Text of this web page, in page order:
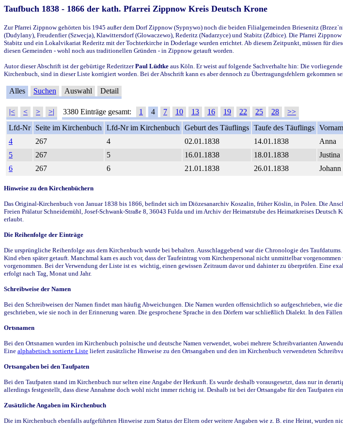
Taufbuch 1838 - 1866 der kath. Pfarrei Zippnow Kreis Deutsch Krone
Zur Pfarrei Zippnow gehörten bis 1945 außer dem Dorf Zippnow (Sypnywo) noch die beiden Filialgemeinden Briesenitz
(Dudylany), Freudenfier (Szwecja), Klawittersdorf (Glowaczewo), Rederitz (Nadarzyce) und Stabitz (Zdbice). Die Pfarrei
Stabitz und ein Lokalvikariat Rederitz mit der Tochterkirche in Doderlage wurden errichtet. Ab diesem Zeitpunkt, müssen für
diesen Gemeinden - wohl noch aus traditionellen Gründen - in Zippnow getauft worden.
Autor dieser Abschrift ist der gebürtige RederitzerPaul Lüdtke aus Köln. Er weist auf folgende Sachverhalte hin: Die
Kirchenbuch, sind in dieser Liste korrigiert worden. Bei der Abschrift kann es aber dennoch zu Übertragungsfehlern gekommen
Alles Suchen Auswahl Detail
|< < > >| 3380 Einträge gesamt: 1 4 7 10 13 16 19 22 25 28
>>
Lfd-Nr
Seite im Kirchenbuch Lfd-Nr im Kirchenbuch Geburt des Täuflings Taufe des Täuflings
4
267 4 02.01.1838 14.01.1838 Anna
5
267 5 16.01.1838 18.01.1838 Justina
6
267 6 21.01.1838 26.01.1838 Johann
Hinweise zu den Kirchenbüchern
Das Original-Kirchenbuch von Januar 1838 bis 1866, befindet sich im Diözesanarchiv Koszalin, früher Köslin, in Polen. Die
Freien Prälatur Schneidemühl, Josef-Schwank-Straße 8, 36043 Fulda und im Archiv der Heimatstube des Heimatkreises
erlaubt.
Die Reihenfolge der Einträge
Die ursprüngliche Reihenfolge aus dem Kirchenbuch wurde bei behalten. Ausschlaggebend war die Chronologie des
Kind eben später getauft. Manchmal kam es auch vor, dass der Taufeintrag vom Kirchenpersonal nicht unmittelbar
vorgenommen. Bei der Verwendung der Liste ist es wichtig, einen gewissen Zeitraum davor und dahinter zu überprüfen. Eine
erfolgt nach Tag, Monat und Jahr.
Schreibweise der Namen
Bei den Schreibweisen der Namen findet man häufig Abweichungen. Die Namen wurden offensichtlich so aufgeschrieben, wie
geschrieben, wie sie noch in der Erinnerung waren. Die gesprochene Sprache in den Dörfern war schließlich Dialekt. In den
Ortsnamen
Bei den Ortsnamen wurden im Kirchenbuch polnische und deutsche Namen verwendet, wobei mehrere Schreibvarianten
Eine alphabetisch sortierte Liste liefert zusätzliche Hinweise zu den Ortsangaben und den im Kirchenbuch verwendeten
Ortsangaben bei den Taufpaten
Bei den Taufpaten stand im Kirchenbuch nur selten eine Angabe der Herkunft. Es wurde deshalb vorausgesetzt, dass nur in
allerdings festgestellt, dass diese Annahme doch wohl nicht immer richtig ist. Deshalb ist bei der Ortsangabe für den Taufpaten
Zusätzliche Angaben im Kirchenbuch
Die im Kirchenbuch ebenfalls aufgeführten Hinweise zum Status der Eltern oder weitere Angaben wie z. B. eine Heirat, wurden